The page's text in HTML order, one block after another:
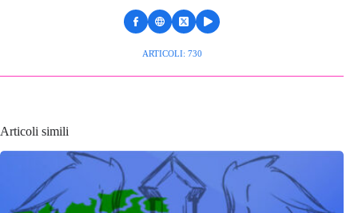
ARTICOLI: 730
Articoli simili